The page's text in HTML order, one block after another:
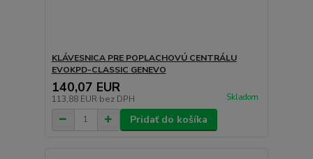
KLÁVESNICA PRE POPLACHOVÚ CENTRÁLU
EVOKPD-CLASSIC GENEVO
140,07 EUR
113,88 EUR bez DPH Skladom
Pridať do košíka